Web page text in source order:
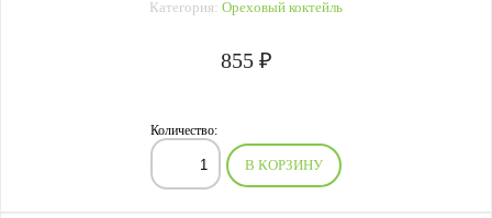
Категория: Ореховый коктейль
855 ₽
Количество:
В КОРЗИНУ